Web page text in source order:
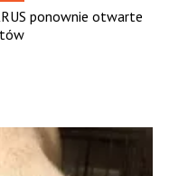
ponownie otwarte